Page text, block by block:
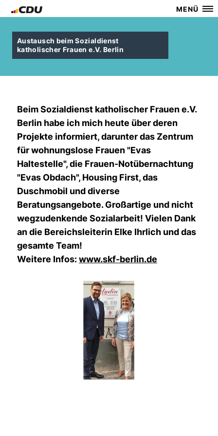
MENÜ
Austausch beim Sozialdienst
katholischer Frauen e.V. Berlin
Beim Sozialdienst katholischer Frauen e.V.
Berlin habe ich mich heute über deren
Projekte informiert, darunter das Zentrum
für wohnungslose Frauen "Evas
Haltestelle", die Frauen-Notübernachtung
"Evas Obdach", Housing First, das
Duschmobil und diverse
Beratungsangebote. Großartige und nicht
wegzudenkende Sozialarbeit! Vielen Dank
an die Bereichsleiterin Elke Ihrlich und das
gesamte Team!
Weitere Infos:www.skf-berlin.de